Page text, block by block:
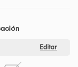
Editar